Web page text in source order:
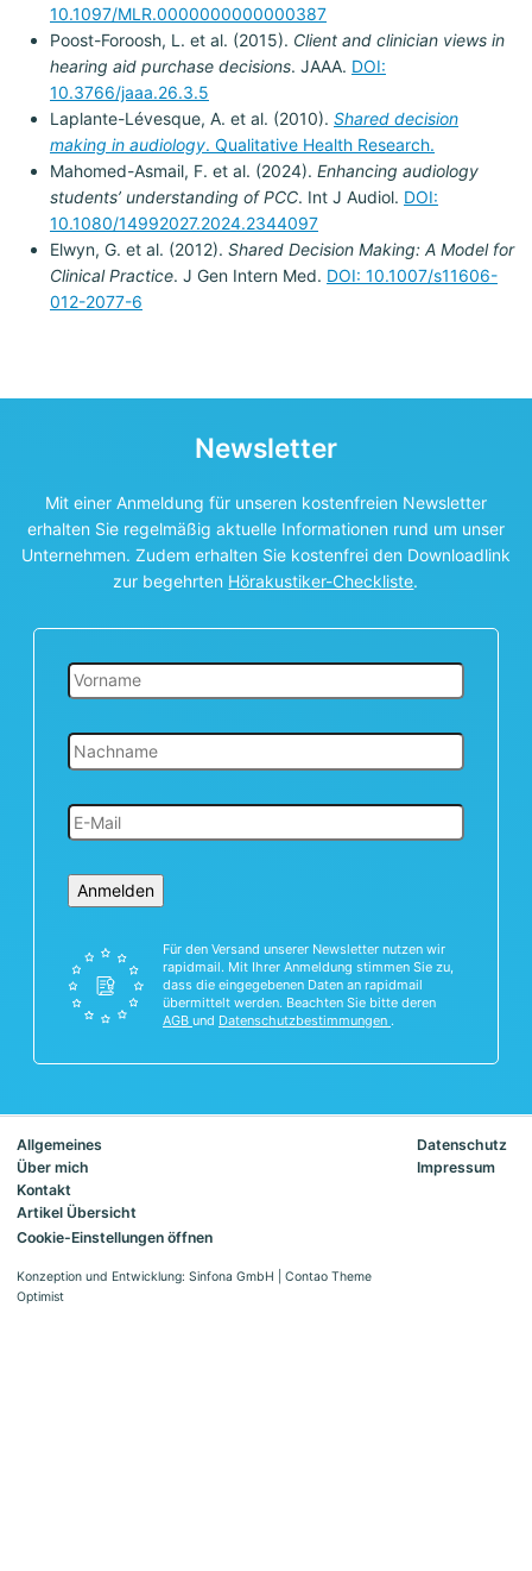
10.1097/MLR.0000000000000387
Poost-Foroosh, L. et al. (2015). Client and clinician views in
hearing aid purchase decisions. JAAA. DOI:
10.3766/jaaa.26.3.5
Laplante-Lévesque, A. et al. (2010). Shared decision
making in audiology. Qualitative Health Research.
Mahomed-Asmail, F. et al. (2024). Enhancing audiology
students’ understanding of PCC. Int J Audiol. DOI:
10.1080/14992027.2024.2344097
Elwyn, G. et al. (2012). Shared Decision Making: A Model for
Clinical Practice. J Gen Intern Med. DOI: 10.1007/s11606-
012-2077-6
Newsletter
Mit einer Anmeldung für unseren kostenfreien Newsletter
erhalten Sie regelmäßig aktuelle Informationen rund um unser
Unternehmen. Zudem erhalten Sie kostenfrei den Downloadlink
zur begehrten Hörakustiker-Checkliste.
Anmelden
Für den Versand unserer Newsletter nutzen wir
rapidmail. Mit Ihrer Anmeldung stimmen Sie zu,
dass die eingegebenen Daten an rapidmail
übermittelt werden. Beachten Sie bitte deren
AGB und Datenschutzbestimmungen .
Allgemeines
Über mich
Kontakt
Artikel Übersicht
Datenschutz
Impressum
Cookie-Einstellungen öffnen
Konzeption und Entwicklung: Sinfona GmbH
Contao Theme
Optimist